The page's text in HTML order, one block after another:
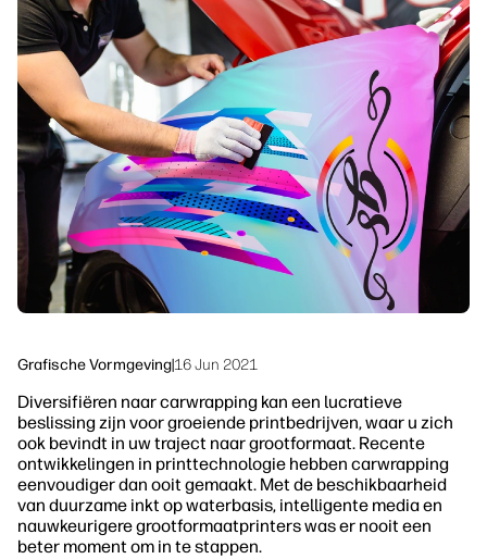
linkedInfacebook
twitteryoutube
Workflowoplossingen
Duurzaamheid
Grafische Vormgeving16 Jun 2021
Diversifiëren naar carwrapping kan een lucratieve
beslissing zijn voor groeiende printbedrijven, waar u zich
ook bevindt in uw traject naar grootformaat. Recente
ontwikkelingen in printtechnologie hebben carwrapping
eenvoudiger dan ooit gemaakt. Met de beschikbaarheid
van duurzame inkt op waterbasis, intelligente media en
nauwkeurigere grootformaatprinters was er nooit een
beter moment om in te stappen.